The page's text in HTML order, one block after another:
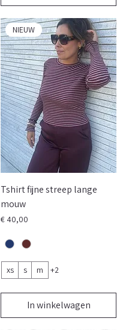
NIEUW
Tshirt fijne streep lange
mouw
Prijs
€ 40,00
xs s m +2
In winkelwagen